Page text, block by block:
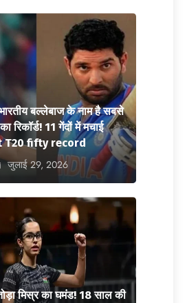
बल्लेबाज के नाम है सबसे
रिकॉर्ड! 11 गेंदों में मचाई
T20 fifty record
जुलाई 29, 2026
मिस्र का घमंड! 18 साल की